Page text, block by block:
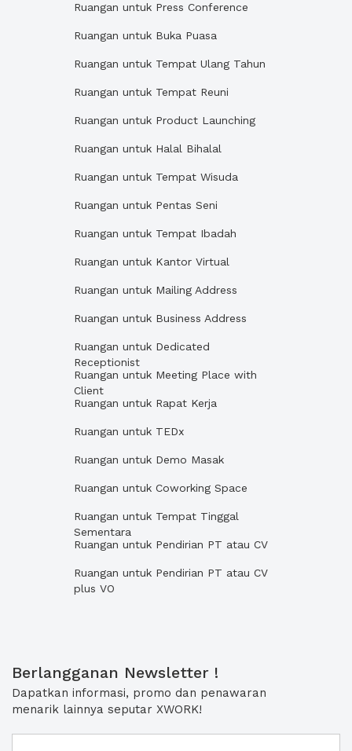
Ruangan untuk Press Conference
Ruangan untuk Buka Puasa
Ruangan untuk Tempat Ulang Tahun
Ruangan untuk Tempat Reuni
Ruangan untuk Product Launching
Ruangan untuk Halal Bihalal
Ruangan untuk Tempat Wisuda
Ruangan untuk Pentas Seni
Ruangan untuk Tempat Ibadah
Ruangan untuk Kantor Virtual
Ruangan untuk Mailing Address
Ruangan untuk Business Address
Ruangan untuk Dedicated
Receptionist
Ruangan untuk Meeting Place with
Client
Ruangan untuk Rapat Kerja
Ruangan untuk TEDx
Ruangan untuk Demo Masak
Ruangan untuk Coworking Space
Ruangan untuk Tempat Tinggal
Sementara
Ruangan untuk Pendirian PT atau CV
Ruangan untuk Pendirian PT atau CV
plus VO
Berlangganan Newsletter !
Dapatkan informasi, promo dan penawaran
menarik lainnya seputar XWORK!